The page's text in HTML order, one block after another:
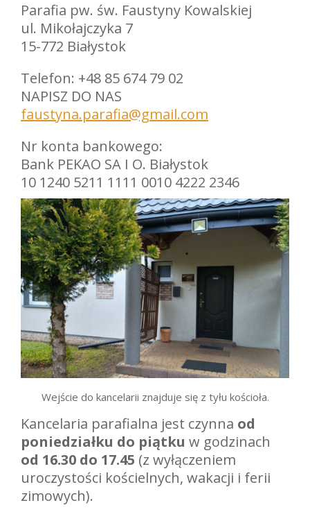
Parafia pw. św. Faustyny Kowalskiej
ul. Mikołajczyka 7
15-772 Białystok
Telefon: +48 85 674 79 02
NAPISZ DO NAS
faustyna.parafia@gmail.com
Nr konta bankowego:
Bank PEKAO SA I O. Białystok
10 1240 5211 1111 0010 4222 2346
Wejście do kancelarii znajduje się z tyłu kościoła.
Kancelaria parafialna jest czynna od
poniedziałku do piątku w godzinach
od 16.30 do 17.45 (z wyłączeniem
uroczystości kościelnych, wakacji i ferii
zimowych).